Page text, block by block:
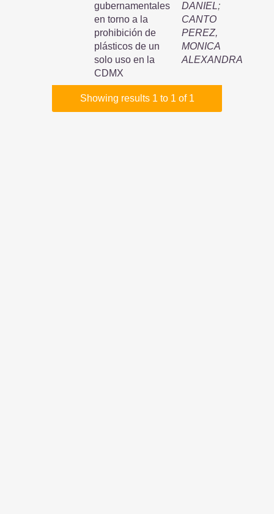
gubernamentales
en torno a la
prohibición de
plásticos de un
solo uso en la
CDMX
DANIEL;
CANTO
PEREZ,
MONICA
ALEXANDRA
Showing results 1 to 1 of 1